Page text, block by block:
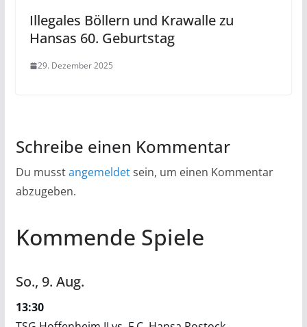
Illegales Böllern und Krawalle zu
Hansas 60. Geburtstag
29. Dezember 2025
Schreibe einen Kommentar
Du musstangemeldetsein, um einen Kommentar
abzugeben.
Kommende Spiele
So., 9. Aug.
13:30